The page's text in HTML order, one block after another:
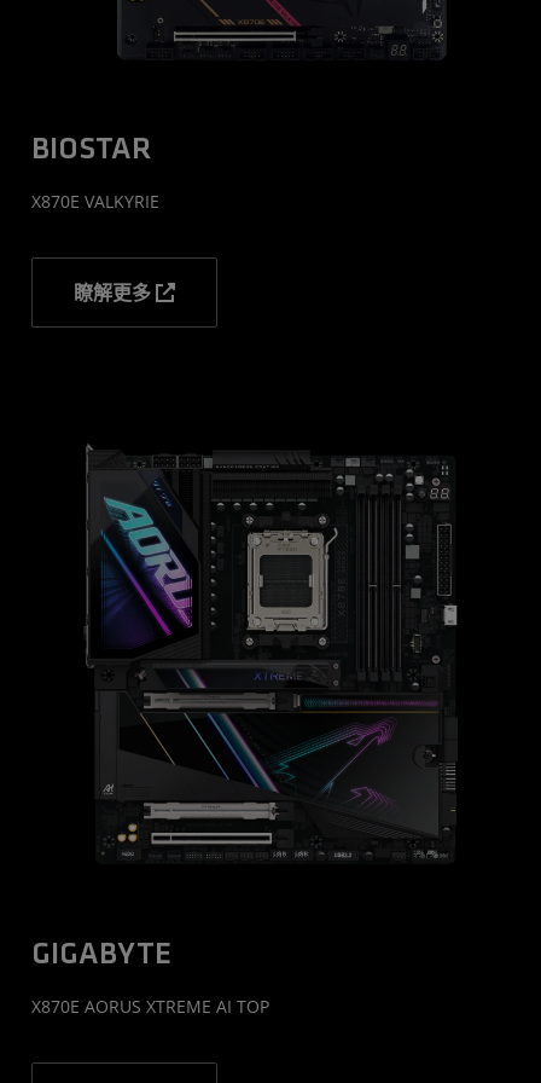
BIOSTAR
X870E VALKYRIE
瞭解更多
GIGABYTE
X870E AORUS XTREME AI TOP